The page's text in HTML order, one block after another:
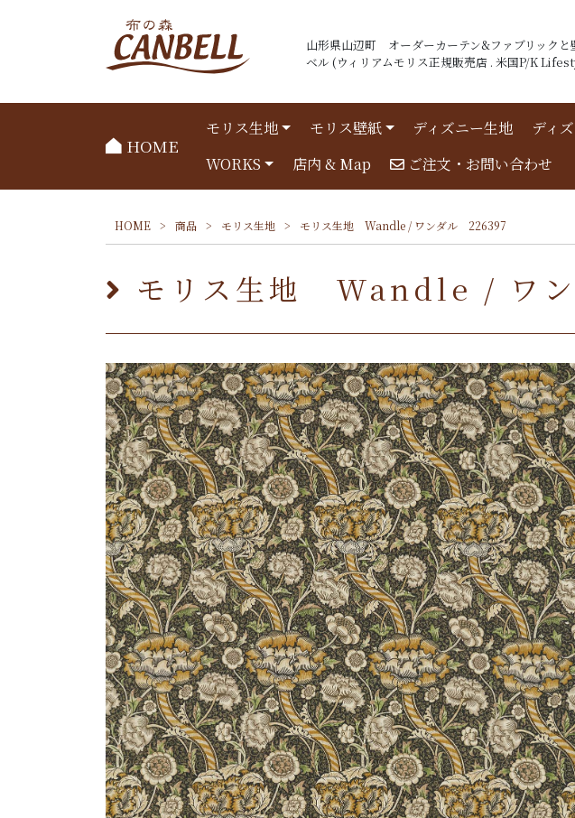
山形県山辺町 オーダーカーテン&ファブリック
ベル (ウィリアムモリス正規販売店 . 米国P/K
HOME
モリス生地 モリス壁紙 ディズニー生地 ディ
WORKS
店内 & Map ご注文・お問い合わせ
HOME > 商品 > モリス生地 > モリス生地 Wandle / ワンダル 226397
モリス生地 Wandle / ワ